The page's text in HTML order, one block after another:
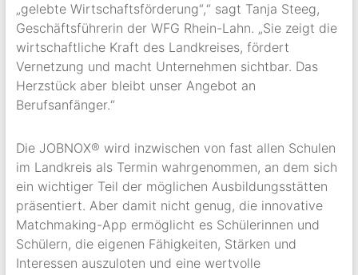
„gelebte Wirtschaftsförderung“,“ sagt Tanja Steeg,
Geschäftsführerin der WFG Rhein-Lahn. „Sie zeigt die
wirtschaftliche Kraft des Landkreises, fördert
Vernetzung und macht Unternehmen sichtbar. Das
Herzstück aber bleibt unser Angebot an
Berufsanfänger.“
Die JOBNOX® wird inzwischen von fast allen Schulen
im Landkreis als Termin wahrgenommen, an dem sich
ein wichtiger Teil der möglichen Ausbildungsstätten
präsentiert. Aber damit nicht genug, die innovative
Matchmaking-App ermöglicht es Schülerinnen und
Schülern, die eigenen Fähigkeiten, Stärken und
Interessen auszuloten und eine wertvolle